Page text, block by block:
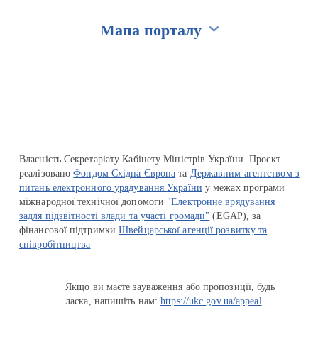
Мапа порталу
Власність Секретаріату Кабінету Міністрів України. Проєкт
реалізованоФондом Східна Європа та Державним агентством з
питань електронного урядування України у межах програми
міжнародної технічної допомоги "Електронне врядування
задля підзвітності влади та участі громади" (EGAP), за
фінансової підтримкиШвейцарської агенції розвитку та
співробітництва
Якщо ви маєте зауваження або пропозиції, будь
ласка, напишіть нам:https://ukc.gov.ua/appeal